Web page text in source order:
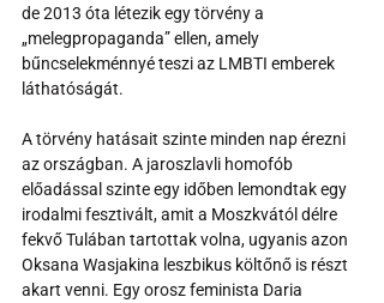
de 2013 óta létezik egy törvény a
„melegpropaganda” ellen, amely
bűncselekménnyé teszi az LMBTI emberek
láthatóságát.
A törvény hatásait szinte minden nap érezni
az országban. A jaroszlavli homofób
előadással szinte egy időben lemondtak egy
irodalmi fesztivált, amit a Moszkvától délre
fekvő Tulában tartottak volna, ugyanis azon
Oksana Wasjakina leszbikus költőnő is részt
akart venni. Egy orosz feminista Daria